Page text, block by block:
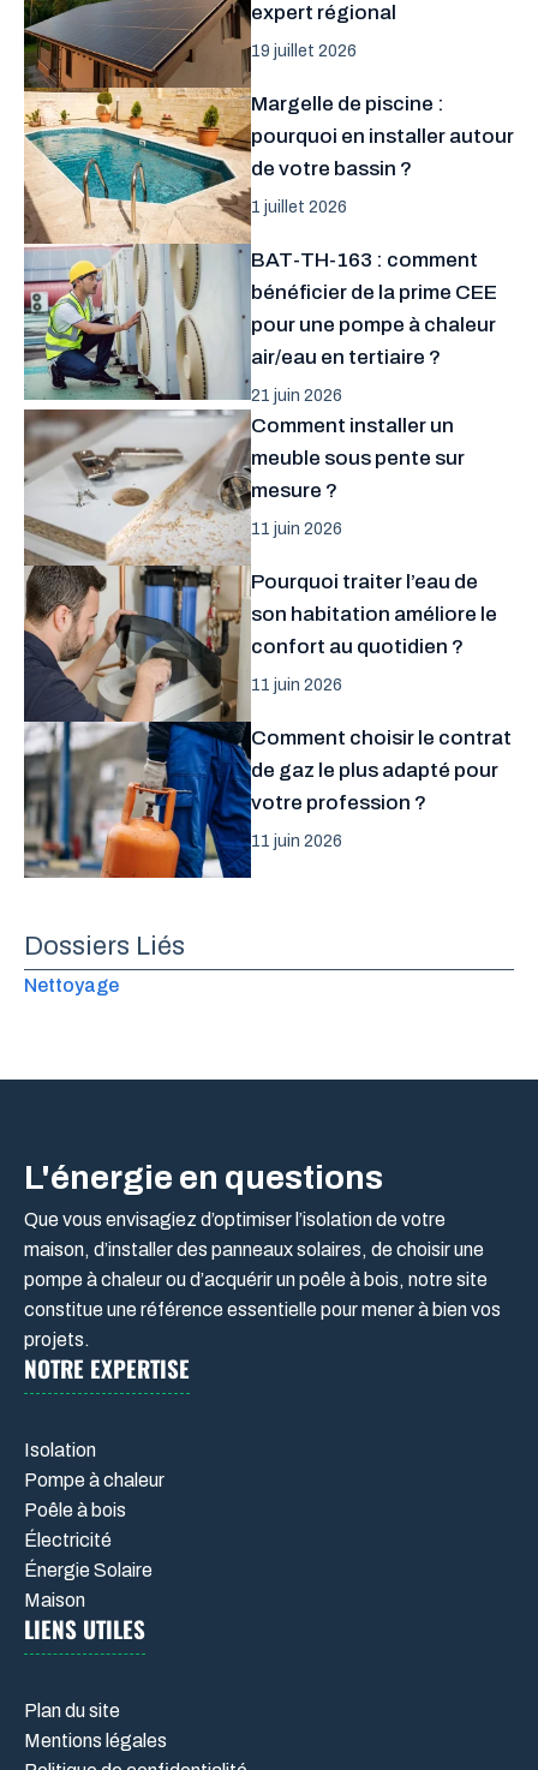
expert régional
19 juillet 2026
Margelle de piscine :
pourquoi en installer autour
de votre bassin ?
1 juillet 2026
BAT-TH-163 : comment
bénéficier de la prime CEE
pour une pompe à chaleur
air/eau en tertiaire ?
21 juin 2026
Comment installer un
meuble sous pente sur
mesure ?
11 juin 2026
Pourquoi traiter l’eau de
son habitation améliore le
confort au quotidien ?
11 juin 2026
Comment choisir le contrat
de gaz le plus adapté pour
votre profession ?
11 juin 2026
Dossiers Liés
Nettoyage
L'énergie en questions
Que vous envisagiez d’optimiser l’isolation de votre
maison, d’installer des panneaux solaires, de choisir une
pompe à chaleur ou d’acquérir un poêle à bois, notre site
constitue une référence essentielle pour mener à bien vos
projets.
NOTRE EXPERTISE
Isolation
Pompe à chaleur
Poêle à bois
Électricité
Énergie Solaire
Maison
LIENS UTILES
Plan du site
Mentions légales